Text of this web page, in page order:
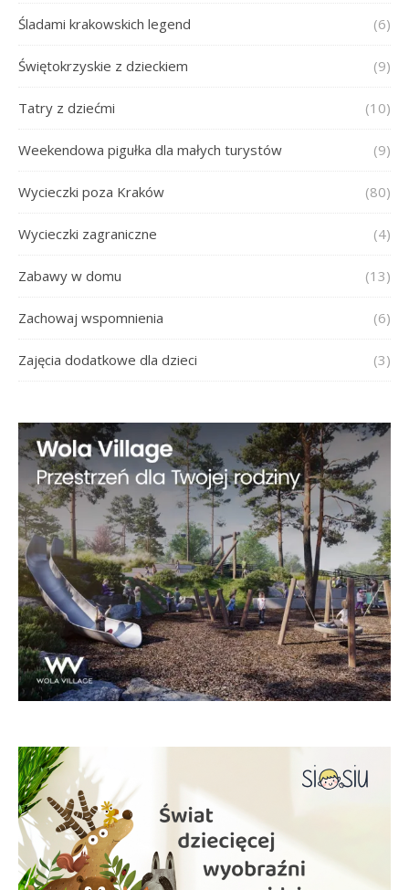
Śladami krakowskich legend (6)
Świętokrzyskie z dzieckiem (9)
Tatry z dziećmi (10)
Weekendowa pigułka dla małych turystów (9)
Wycieczki poza Kraków (80)
Wycieczki zagraniczne (4)
Zabawy w domu (13)
Zachowaj wspomnienia (6)
Zajęcia dodatkowe dla dzieci (3)